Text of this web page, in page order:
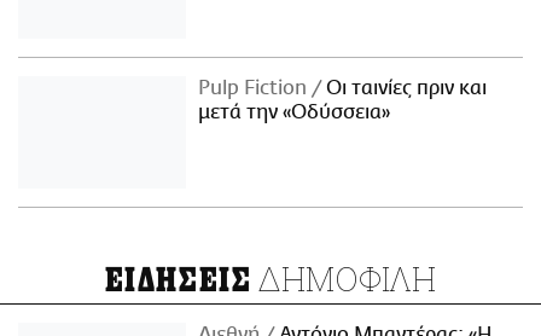
Pulp Fiction
Οι ταινίες πριν και
μετά την «Οδύσσεια»
ΕΙΔΗΣΕΙΣ ΔΗΜΟΦΙΛΗ